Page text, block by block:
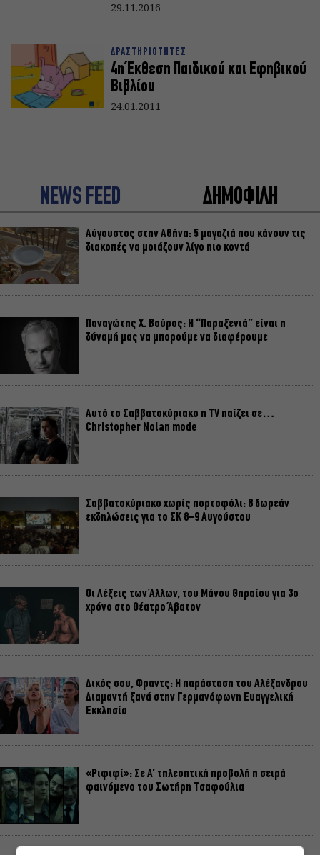
29.11.2016
ΔΡΑΣΤΗΡΙΟΤΗΤΕΣ
4η Έκθεση Παιδικού και Εφηβικού
Βιβλίου
24.01.2011
NEWS FEED ΔΗΜΟΦΙΛΗ
Αύγουστος στην Αθήνα: 5 μαγαζιά που κάνουν τις
διακοπές να μοιάζουν λίγο πιο κοντά
Παναγώτης Χ. Βούρος: Η “Παραξενιά” είναι η
δύναμή μας να μπορούμε να διαφέρουμε
Αυτό το Σαββατοκύριακο η TV παίζει σε…
Christopher Nolan mode
Σαββατοκύριακο χωρίς πορτοφόλι: 8 δωρεάν
εκδηλώσεις για το ΣΚ 8-9 Αυγούστου
Οι Λέξεις των Άλλων, του Μάνου Θηραίου για 3ο
χρόνο στο Θέατρο Άβατον
Δικός σου, Φραντς: Η παράσταση του Αλέξανδρου
Διαμαντή ξανά στην Γερμανόφωνη Ευαγγελική
Εκκλησία
«Ριφιφί»: Σε Α’ τηλεοπτική προβολή η σειρά
φαινόμενο του Σωτήρη Τσαφούλια